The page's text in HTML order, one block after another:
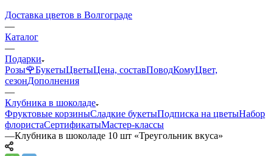
Доставка цветов в Волгограде
—
Каталог
—
Подарки
Розы🌹БукетыЦветыЦена, составПоводКомуЦвет,
сезонДополнения
—
Клубника в шоколаде
Фруктовые корзиныСладкие букетыПодписка на цветыНабор
флористаСертификатыМастер-классы
—Клубника в шоколаде 10 шт «Треугольник вкуса»